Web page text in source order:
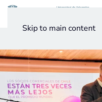
Skip to main content